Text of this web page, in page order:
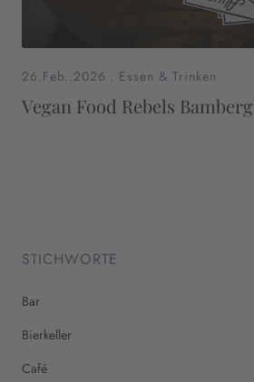
26.Feb..2026 . Essen & Trinken
Vegan Food Rebels Bamberg
STICHWORTE
Bar
Bierkeller
Café